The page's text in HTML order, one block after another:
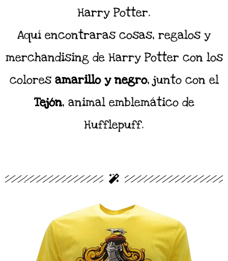
Harry Potter.
Aquí encontraras cosas, regalos y
merchandising de Harry Potter con los
colores amarillo y negro, junto con el
Tejón, animal emblemático de
Hufflepuff.